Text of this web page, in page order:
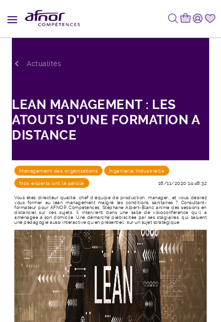
Actualités
LEAN MANAGEMENT : LES
ATOUTS D'UNE FORMATION A
DISTANCE
Management des organisations Ingénierie Industrielle
Nos experts ont la parole 16/11/2020 14:48:32
Vous êtes directeur qualité, chef d’équipe de production, manager… et vous désirez
vous former au lean management malgré les conditions sanitaires ? Consultant-
formateur pour AFNOR Compétences, Stéphane Albert-Blanc anime des sessions en
distanciel sur ces sujets. Il intervient dans une salle de visioconférence qu’il a
aménagée à son domicile. Une démarche plébiscitée par ses stagiaires, qui saluent
une pédagogie aussi interactive qu’en présentiel… sur un sujet stratégique.